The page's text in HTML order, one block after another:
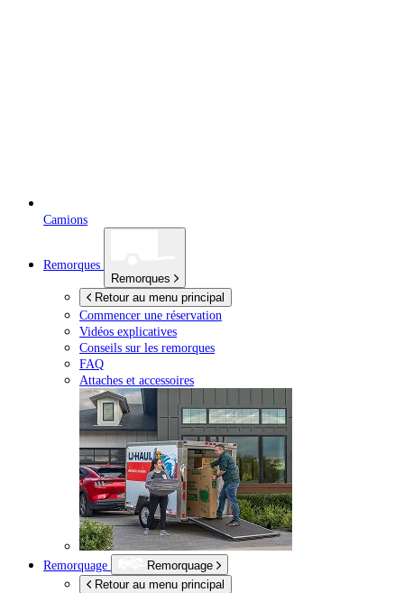
Camions
Remorques
Remorques
Retour au menu principal
Commencer une réservation
Vidéos explicatives
Conseils sur les remorques
FAQ
Attaches et accessoires
Remorquage
Remorquage
Retour au menu principal